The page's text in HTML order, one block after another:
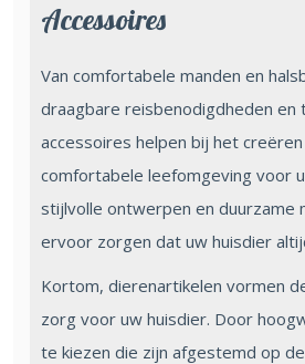
Accessoires
Van comfortabele manden en
draagbare reisbenodigdheden en
accessoires helpen bij het
comfortabele leefomgeving voor
stijlvolle ontwerpen en duurzame
ervoor zorgen dat uw huisdier
Kortom, dierenartikelen vormen
zorg voor uw huisdier. Door
te kiezen die zijn afgestemd op